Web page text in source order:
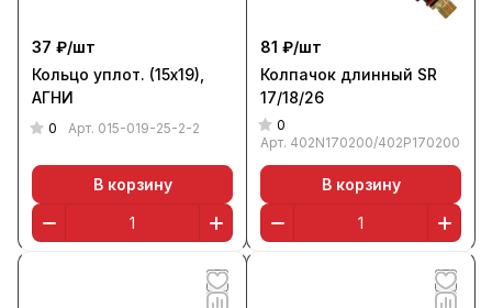
37 ₽/шт
Кольцо уплот. (15х19),
АГНИ
0 Арт. 015-019-25-2-2
В корзину
81 ₽/шт
Колпачок длинный SR
17/18/26
0
Арт. 402N170200/402P170200
В корзину